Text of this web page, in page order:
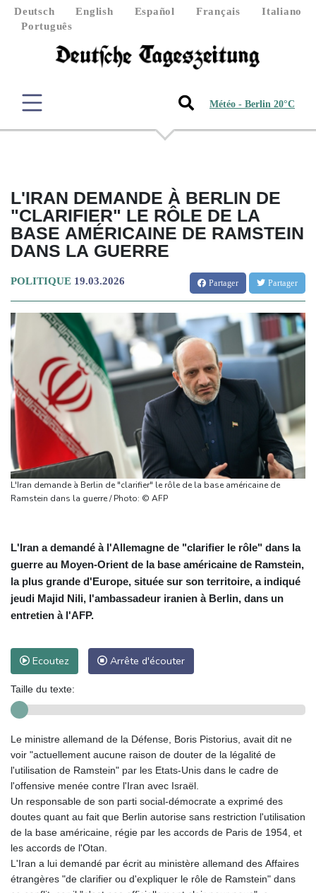
Deutsch English Español Français
Italiano
Português
Météo - Berlin 20°C
L'IRAN DEMANDE À BERLIN DE
"CLARIFIER" LE RÔLE DE LA
BASE AMÉRICAINE DE RAMSTEIN
DANS LA GUERRE
POLITIQUE 19.03.2026 Partager Partager
L'Iran demande à Berlin de "clarifier" le rôle de la base américaine de
Ramstein dans la guerre / Photo: © AFP
L'Iran a demandé à l'Allemagne de "clarifier le rôle" dans la
guerre au Moyen-Orient de la base américaine de Ramstein,
la plus grande d'Europe, située sur son territoire, a indiqué
jeudi Majid Nili, l'ambassadeur iranien à Berlin, dans un
entretien à l'AFP.
Ecoutez Arrête d'écouter
Taille du texte:
Le ministre allemand de la Défense, Boris Pistorius, avait dit ne
voir "actuellement aucune raison de douter de la légalité de
l'utilisation de Ramstein" par les Etats-Unis dans le cadre de
l'offensive menée contre l'Iran avec Israël.
Un responsable de son parti social-démocrate a exprimé des
doutes quant au fait que Berlin autorise sans restriction l'utilisation
de la base américaine, régie par les accords de Paris de 1954, et
les accords de l'Otan.
L'Iran a lui demandé par écrit au ministère allemand des Affaires
étrangères "de clarifier ou d'expliquer le rôle de Ramstein" dans